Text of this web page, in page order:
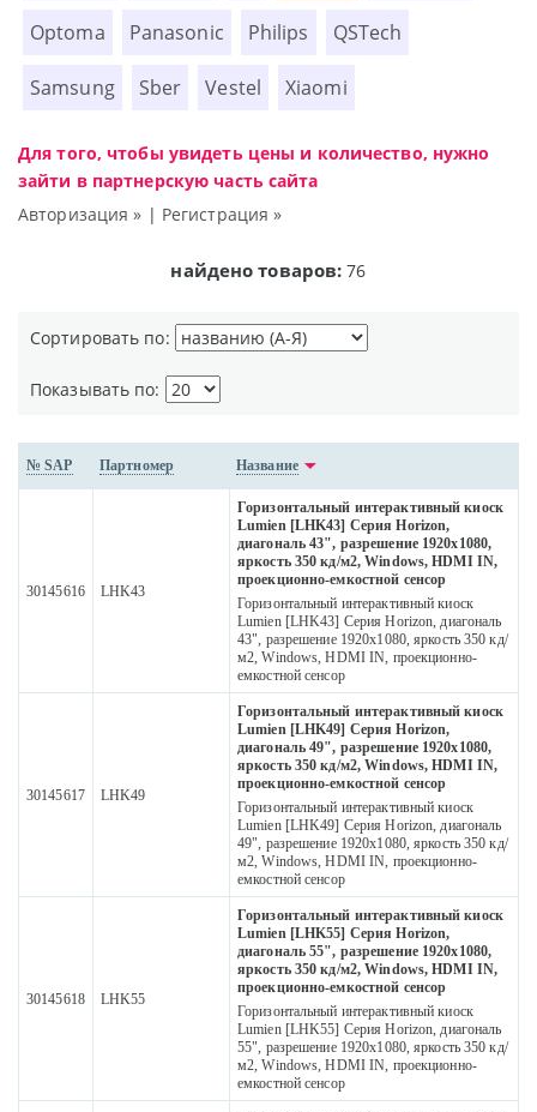
Optoma Panasonic Philips QSTech
Samsung Sber Vestel Xiaomi
Для того, чтобы увидеть цены и количество, нужно
зайти в партнерскую часть сайта
Авторизация » | Регистрация »
найдено товаров: 76
Сортировать по:
Показывать по:
№ SAP Партномер Название
30145616 LHK43
Горизонтальный интерактивный киоск
Lumien [LHK43] Серия Horizon,
диагональ 43", разрешение 1920х1080,
яркость 350 кд/м2, Windows, HDMI IN,
проекционно-емкостной сенсор
Горизонтальный интерактивный киоск
Lumien [LHK43] Серия Horizon, диагональ
43", разрешение 1920х1080, яркость 350 кд/
м2, Windows, HDMI IN, проекционно-
емкостной сенсор
30145617 LHK49
Горизонтальный интерактивный киоск
Lumien [LHK49] Серия Horizon,
диагональ 49", разрешение 1920х1080,
яркость 350 кд/м2, Windows, HDMI IN,
проекционно-емкостной сенсор
Горизонтальный интерактивный киоск
Lumien [LHK49] Серия Horizon, диагональ
49", разрешение 1920х1080, яркость 350 кд/
м2, Windows, HDMI IN, проекционно-
емкостной сенсор
30145618 LHK55
Горизонтальный интерактивный киоск
Lumien [LHK55] Серия Horizon,
диагональ 55", разрешение 1920х1080,
яркость 350 кд/м2, Windows, HDMI IN,
проекционно-емкостной сенсор
Горизонтальный интерактивный киоск
Lumien [LHK55] Серия Horizon, диагональ
55", разрешение 1920х1080, яркость 350 кд/
м2, Windows, HDMI IN, проекционно-
емкостной сенсор